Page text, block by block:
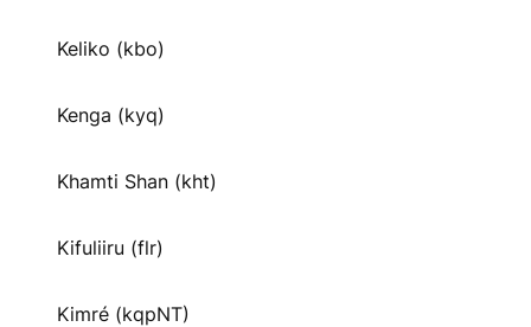
Keliko (kbo)
Kenga (kyq)
Khamti Shan (kht)
Kifuliiru (flr)
Kimré (kqpNT)